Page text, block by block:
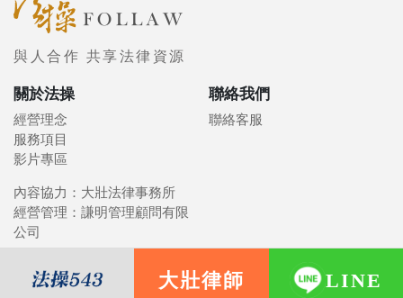
與人合作 共享法律資源
關於法操
經營理念
服務項目
影片專區
聯絡我們
聯絡客服
內容協力：大壯法律事務所
經營管理：謙明管理顧問有限
公司
大壯律師 LINE